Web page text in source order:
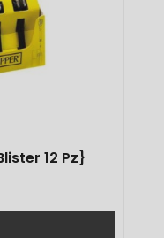
Ricarica Pietrine Clipper Blister 12 Pz}